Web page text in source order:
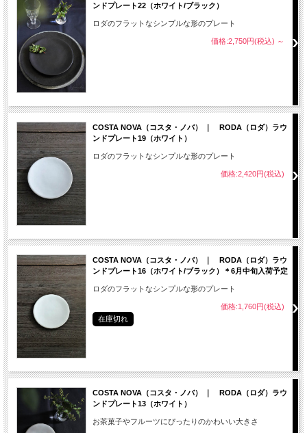
ンドプレート22（ホワイト/ブラック）
ロダのフラットなシンプルな形のプレート
価格:2,750円(税込) ～
COSTA NOVA（コスタ・ノバ） ｜ RODA（ロダ）ラウ
ンドプレート19（ホワイト）
ロダのフラットなシンプルな形のプレート
価格:2,420円(税込)
COSTA NOVA（コスタ・ノバ） ｜ RODA（ロダ）ラウ
ンドプレート16（ホワイト/ブラック）＊6月中旬入荷予定
ロダのフラットなシンプルな形のプレート
価格:1,760円(税込)
在庫切れ
COSTA NOVA（コスタ・ノバ） ｜ RODA（ロダ）ラウ
ンドプレート13（ホワイト）
お茶菓子やフルーツにぴったりのかわいい大きさ